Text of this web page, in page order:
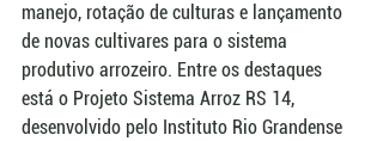
manejo, rotação de culturas e lançamento
de novas cultivares para o sistema
produtivo arrozeiro. Entre os destaques
está o Projeto Sistema Arroz RS 14,
desenvolvido pelo Instituto Rio Grandense